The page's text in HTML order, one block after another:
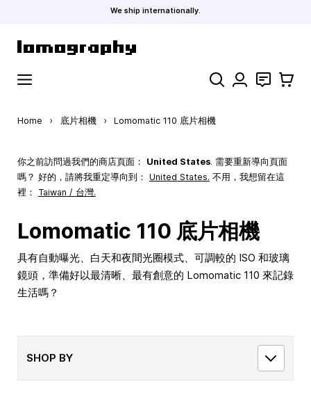
We ship internationally.
Search 聯絡 購物車
Home › 底片相機 › Lomomatic 110 底片相機
你之前訪問過我們的商店頁面： United States. 需要重新導向頁面
嗎？ 好的，請將我重定導向到： United States. 不用，我想留在這
裡： Taiwan / 台灣.
Lomomatic 110 底片相機
具有自動曝光、白天和夜間光圈模式、可調較的 ISO 和玻璃
鏡頭，準備好以最清晰、最有創意的 Lomomatic 110 來記錄
生活嗎？
SHOP BY